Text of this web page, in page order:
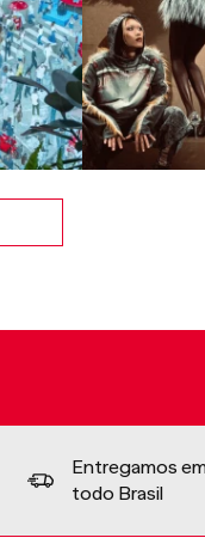
Entregamos
todo Brasil